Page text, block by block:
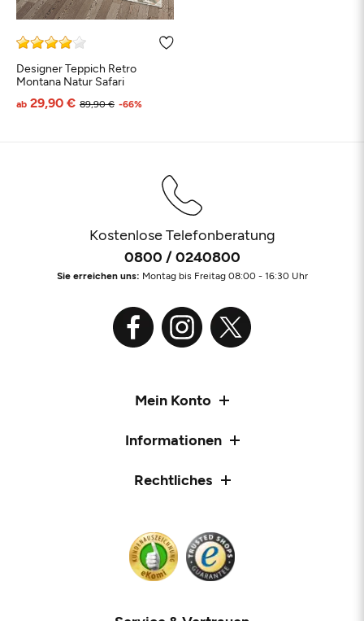
Weiß
Beige
Designer Teppich Retro
Montana Natur Safari
89,90 €
ab 29,90 € -66%
Kostenlose Telefonberatung
0800 / 0240800
Sie erreichen uns: Montag bis Freitag 08:00 - 16:30 Uhr
Mein Konto
Informationen
Rechtliches